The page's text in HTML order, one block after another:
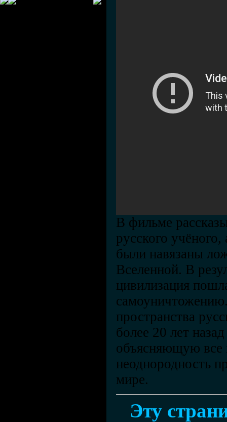
В фильме
русского
были навязаны
Вселенной. В
цивилизация
пространства
более 20 лет
объясняющую все
неоднородность
мире.
Эту